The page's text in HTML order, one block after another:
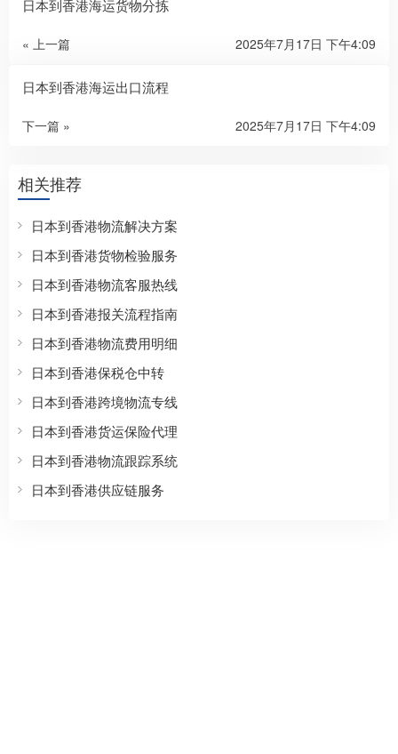
日本到香港海运货物分拣
« 上一篇 2025年7月17日 下午4:09
日本到香港海运出口流程
下一篇 » 2025年7月17日 下午4:09
相关推荐
日本到香港物流解决方案
日本到香港货物检验服务
日本到香港物流客服热线
日本到香港报关流程指南
日本到香港物流费用明细
日本到香港保税仓中转
日本到香港跨境物流专线
日本到香港货运保险代理
日本到香港物流跟踪系统
日本到香港供应链服务